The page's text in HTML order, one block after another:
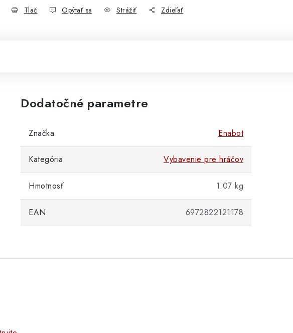
Tlač Opýtať sa Strážiť Zdieľať
Dodatočné parametre
Značka Enabot
Kategória Vybavenie pre hráčov
Hmotnosť 1.07 kg
EAN 6972822121178